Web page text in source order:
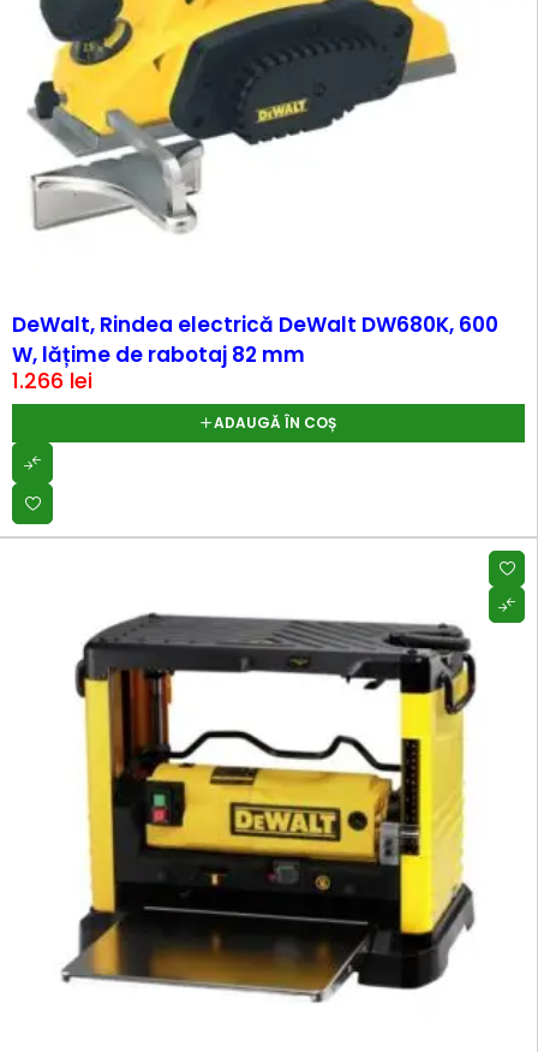
DeWalt, Rindea electrică DeWalt DW680K, 600
W, lățime de rabotaj 82 mm
1.266 lei
ADAUGĂ ÎN COȘ